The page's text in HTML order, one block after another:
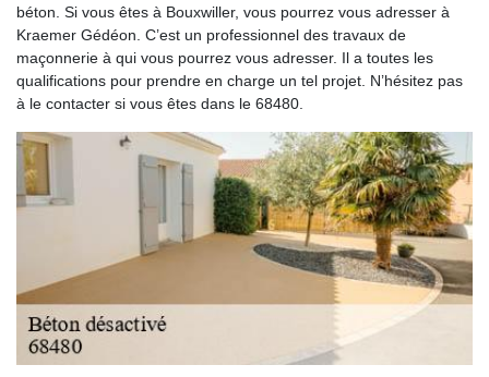
béton. Si vous êtes à Bouxwiller, vous pourrez vous adresser à
Kraemer Gédéon. C’est un professionnel des travaux de
maçonnerie à qui vous pourrez vous adresser. Il a toutes les
qualifications pour prendre en charge un tel projet. N’hésitez pas
à le contacter si vous êtes dans le 68480.